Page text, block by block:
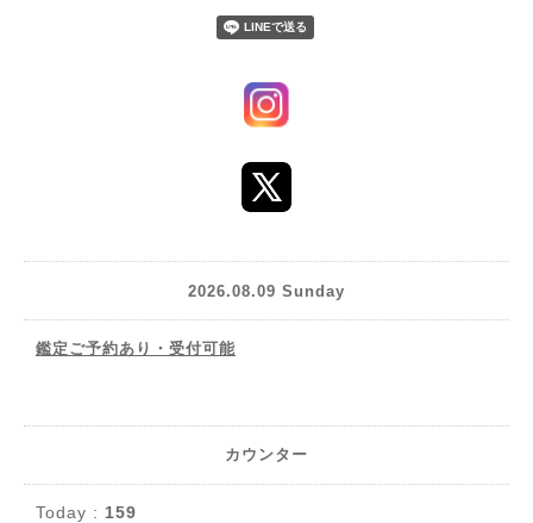
2026.08.09 Sunday
鑑定ご予約あり・受付可能
カウンター
Today : 159